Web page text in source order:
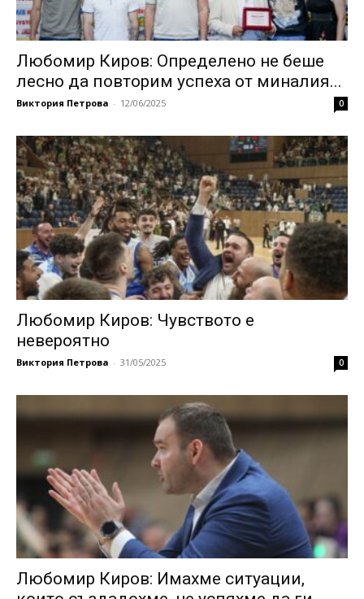
Любомир Киров: Определено не беше
лесно да повторим успеха от миналия...
Виктория Петрова - 12/06/2025 0
Любомир Киров: Чувството е
невероятно
Виктория Петрова - 31/05/2025 0
Любомир Киров: Имахме ситуации,